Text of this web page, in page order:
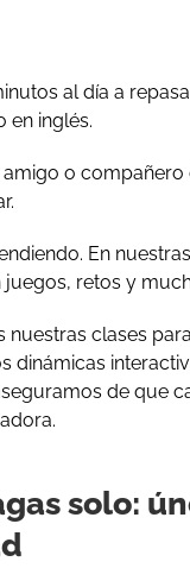
al día a
en inglés.
amigo o
En
retos y
nuestras clases
dinámicas
de que
solo: